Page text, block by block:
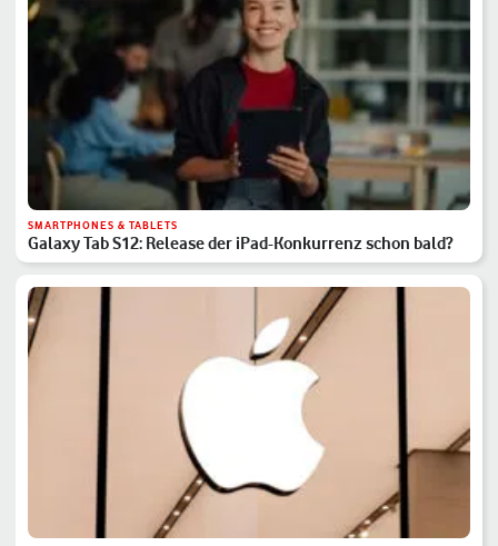
SMARTPHONES & TABLETS
Galaxy Tab S12: Release der iPad-Konkurrenz schon bald?